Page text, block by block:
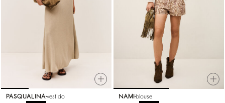
PASQUALINA vestido
NAMI blouse